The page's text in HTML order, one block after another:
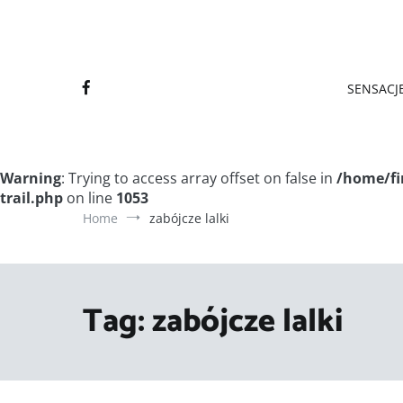
Warning: Trying to access array offset on false in /home/
trail.php on line 1053
Home zabójcze lalki
Tag:zabójcze lalki